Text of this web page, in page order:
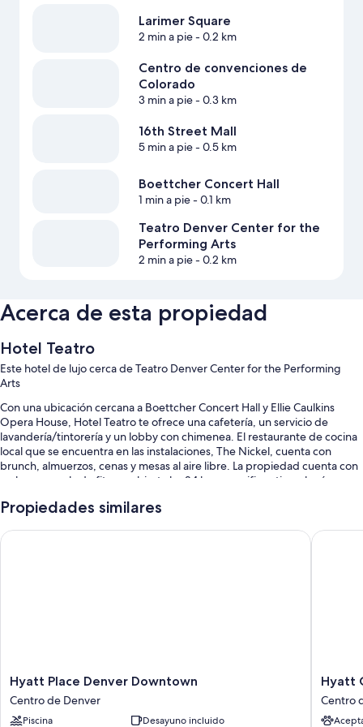
Larimer Square
2 min a pie- 0.2 km
Centro de convenciones de
Colorado
3 min a pie- 0.3 km
16th Street Mall
5 min a pie- 0.5 km
Boettcher Concert Hall
1 min a pie- 0.1 km
Teatro Denver Center for the
Performing Arts
2 min a pie- 0.2 km
Acerca de esta propiedad
Hotel Teatro
Este hotel de lujo cerca de Teatro Denver Center for the Performing
Arts
Con una ubicación cercana a Boettcher Concert Hall y Ellie Caulkins
Opera House, Hotel Teatro te ofrece una cafetería, un servicio de
lavandería/tintorería y un lobby con chimenea. El restaurante de cocina
local que se encuentra en las instalaciones, The Nickel, cuenta con
brunch, almuerzos, cenas y mesas al aire libre. La propiedad cuenta con
un bar, una sala de fitness abierta las 24 horas y wifi gratis en las áreas
Se incluyen los siguientes beneficios adicionales:
Desayuno a la carta con cargo, uso gratuito de bicicletas y valet
Características de las habitaciones
Las 110 habitaciones están decoradas de manera individual y ofrecen
comodidades como ropa de cama de alta calidad y cajas de seguridad
Propiedades similares
Hyatt
Place
Denver
Downtown
Hyatt Place Denver Downtown
Centro de Denver
Piscina
Desayuno incluido
Hyatt Place Denver Downtown
Hyatt
Centric
Denver
Hyatt
Centro
Hyatt